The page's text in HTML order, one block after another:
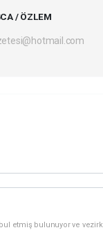
/ ÖZLEM
etmiş bulunuyor ve